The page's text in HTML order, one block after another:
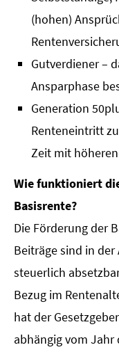
(hohen)
Gutverdiener –
Ansparphase
Generation
Renteneintritt
Zeit mit
Wie funktioniert
Basisrente?
Die Förderung der
Beiträge sind in
steuerlich
Bezug im
hat der
abhängig vom Jahr